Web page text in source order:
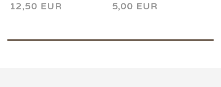
12,50 EUR
Série) 3 1996
5,00 EUR